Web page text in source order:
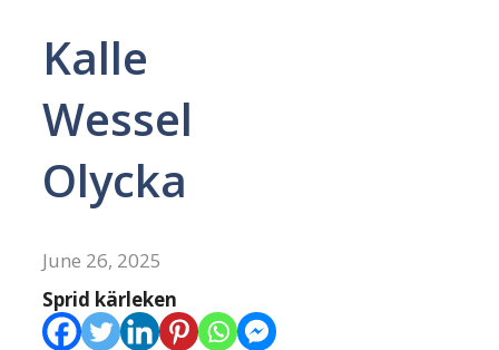
Kalle
Wessel
Olycka
June 26, 2025
Sprid kärleken